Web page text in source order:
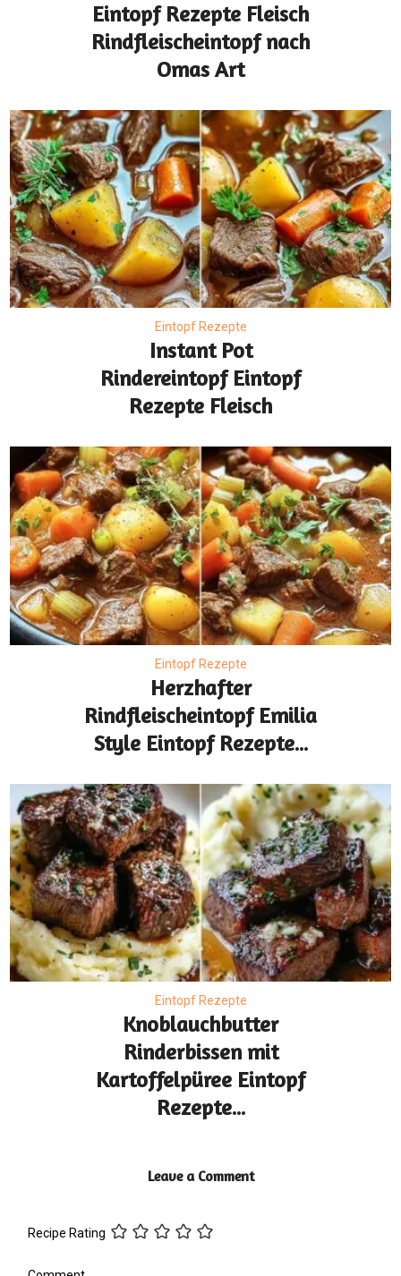
Eintopf Rezepte Fleisch
Rindfleischeintopf nach
Omas Art
Eintopf Rezepte
Instant Pot
Rindereintopf Eintopf
Rezepte Fleisch
Eintopf Rezepte
Herzhafter
Rindfleischeintopf Emilia
Style Eintopf Rezepte...
Eintopf Rezepte
Knoblauchbutter
Rinderbissen mit
Kartoffelpüree Eintopf
Rezepte...
Leave a Comment
Recipe Rating